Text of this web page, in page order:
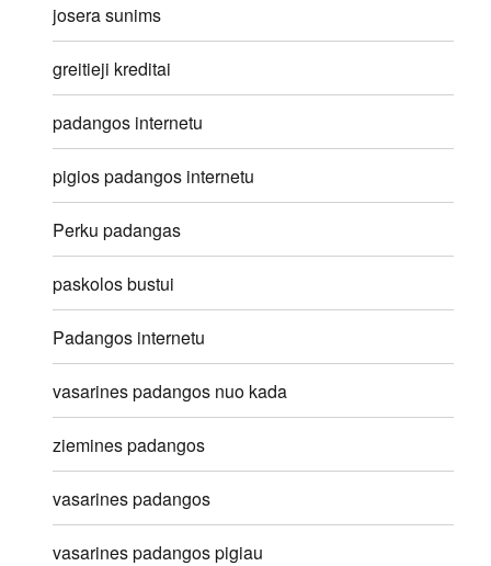
josera sunims
greitieji kreditai
padangos internetu
pigios padangos internetu
Perku padangas
paskolos bustui
Padangos internetu
vasarines padangos nuo kada
ziemines padangos
vasarines padangos
vasarines padangos pigiau